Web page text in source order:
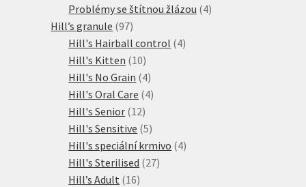
produkty
Problémy se štítnou žlázou 44
Hill’s granule 9797
produktů
Hill's Hairball control 44
Hill's Kitten 1010
produktů
Hill's No Grain 44
produkty
Hill's Oral Care 44
Hill's Senior 1212
produktů
Hill's Sensitive 55
produktů
Hill's speciální krmivo 44
Hill's Sterilised 2727
Hill’s Adult 1616